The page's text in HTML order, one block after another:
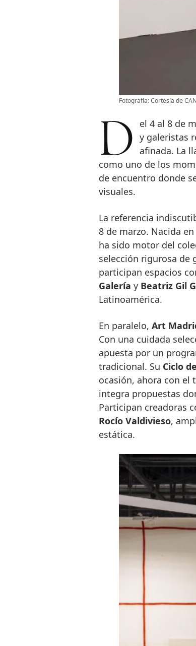
Fotografía: Cortesía de
Del 4 al 8 de marzo, Madrid cambia de ritmo. Coleccionistas, artistas y galeristas
afinada. La
como uno de los
de encuentro donde
visuales.
La referencia
8 de marzo. Nacida
ha sido motor del
selección rigurosa de
participan espacios
Galería y Beatriz Gil
Latinoamérica.
En paralelo, Art
Con una cuidada
apuesta por un
tradicional. Su Ciclo
ocasión, ahora con el
integra propuestas
Participan creadoras
Rocío Valdivieso,
estática.